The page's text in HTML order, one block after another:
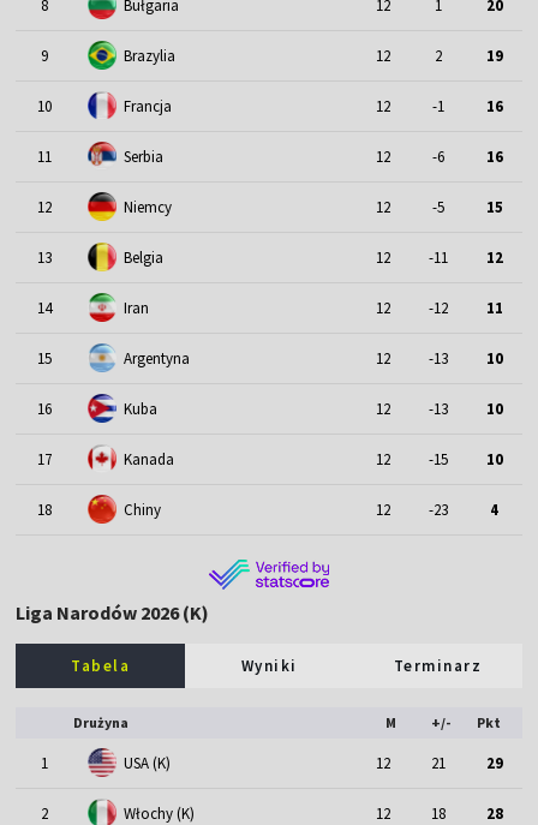
8 Bułgaria 12 1 20
9 Brazylia 12 2 19
10 Francja 12 -1 16
11 Serbia 12 -6 16
12 Niemcy 12 -5 15
13 Belgia 12 -11 12
14 Iran 12 -12 11
15 Argentyna 12 -13 10
16 Kuba 12 -13 10
17 Kanada 12 -15 10
18 Chiny 12 -23 4
Liga Narodów 2026 (K)
Tabela Wyniki Terminarz
Drużyna M +/- Pkt
1 USA (K) 12 21 29
2 Włochy (K) 12 18 28